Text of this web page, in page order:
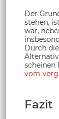
Der
stehen,
war,
Durch
scheinen
vom
Fazit